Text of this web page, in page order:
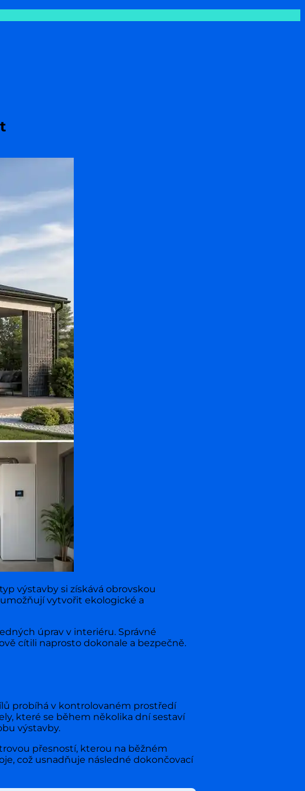
výstavby si získává obrovskou
vytvořit ekologické a
úprav v interiéru. Správné
cítili naprosto dokonale a bezpečně.
probíhá v kontrolovaném prostředí
které se během několika dní sestaví
výstavby.
přesností, kterou na běžném
což usnadňuje následné dokončovací